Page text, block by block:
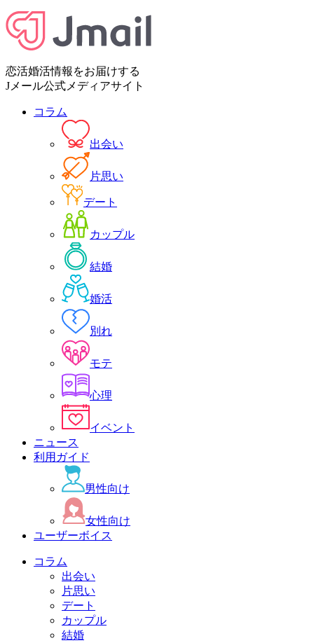
恋活婚活情報をお届けする
Jメール公式メディアサイト
コラム
出会い
片思い
デート
カップル
結婚
婚活
別れ
モテ
心理
イベント
ニュース
利用ガイド
男性向け
女性向け
ユーザーボイス
コラム
出会い
片思い
デート
カップル
結婚